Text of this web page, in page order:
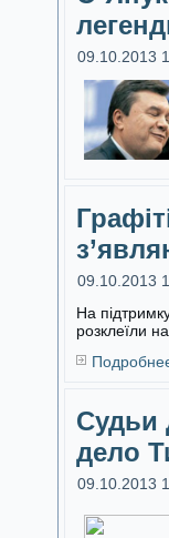
09.10.2013
09.10.2013
На
розклеїли
Судьи
дело
09.10.2013